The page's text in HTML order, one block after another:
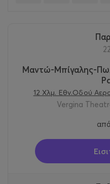
Μαντώ-Μπίγαλης-
12 Χλμ. Εθν.Οδού
Vergina
από